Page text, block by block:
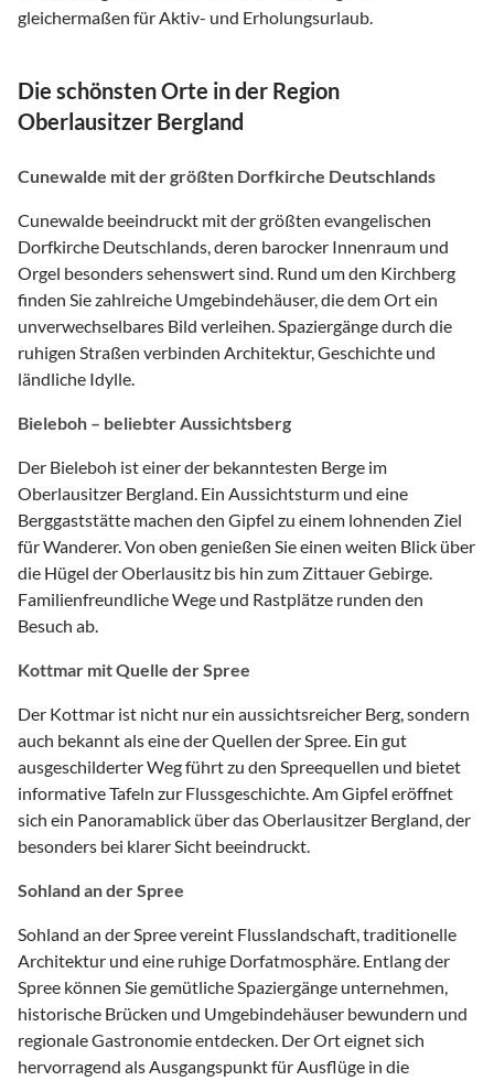
gleichermaßen für Aktiv- und Erholungsurlaub.
Die schönsten Orte in der Region
Oberlausitzer Bergland
Cunewalde mit der größten Dorfkirche Deutschlands
Cunewalde beeindruckt mit der größten evangelischen
Dorfkirche Deutschlands, deren barocker Innenraum und
Orgel besonders sehenswert sind. Rund um den Kirchberg
finden Sie zahlreiche Umgebindehäuser, die dem Ort ein
unverwechselbares Bild verleihen. Spaziergänge durch die
ruhigen Straßen verbinden Architektur, Geschichte und
ländliche Idylle.
Bieleboh – beliebter Aussichtsberg
Der Bieleboh ist einer der bekanntesten Berge im
Oberlausitzer Bergland. Ein Aussichtsturm und eine
Berggaststätte machen den Gipfel zu einem lohnenden Ziel
für Wanderer. Von oben genießen Sie einen weiten Blick über
die Hügel der Oberlausitz bis hin zum Zittauer Gebirge.
Familienfreundliche Wege und Rastplätze runden den
Besuch ab.
Kottmar mit Quelle der Spree
Der Kottmar ist nicht nur ein aussichtsreicher Berg, sondern
auch bekannt als eine der Quellen der Spree. Ein gut
ausgeschilderter Weg führt zu den Spreequellen und bietet
informative Tafeln zur Flussgeschichte. Am Gipfel eröffnet
sich ein Panoramablick über das Oberlausitzer Bergland, der
besonders bei klarer Sicht beeindruckt.
Sohland an der Spree
Sohland an der Spree vereint Flusslandschaft, traditionelle
Architektur und eine ruhige Dorfatmosphäre. Entlang der
Spree können Sie gemütliche Spaziergänge unternehmen,
historische Brücken und Umgebindehäuser bewundern und
regionale Gastronomie entdecken. Der Ort eignet sich
hervorragend als Ausgangspunkt für Ausflüge in die